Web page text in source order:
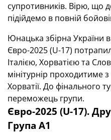
супротивників. Вірю, що
підійдемо в повній
Юнацька збірна України
Євро-2025 (U-17)
Італією, Хорватією та
мінітурнір проходитиме
Хорватії. До фінального
переможець групи.
Євро-2025 (U-17).
Група А1